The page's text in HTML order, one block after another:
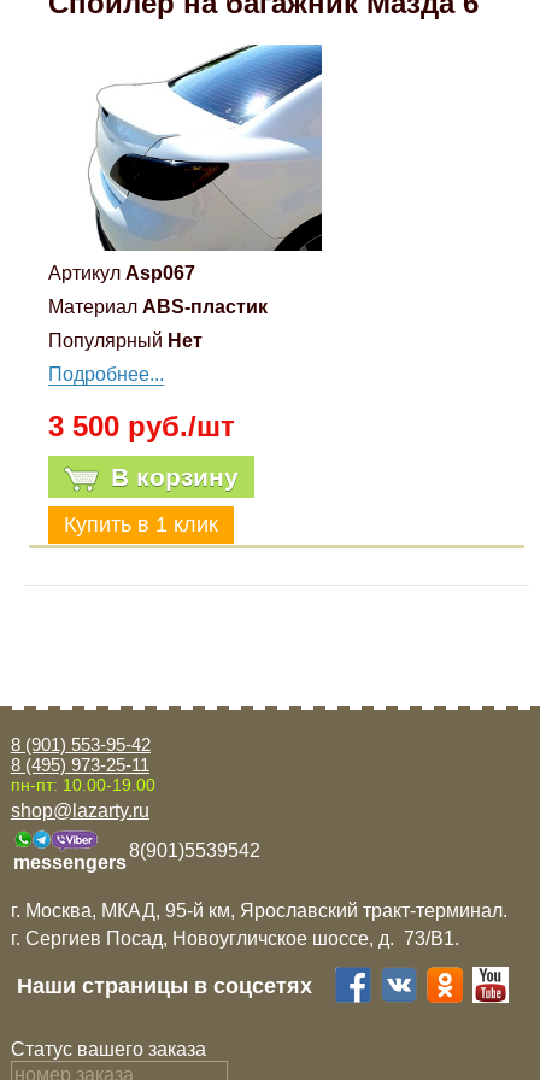
Артикул Asp067
Материал ABS-пластик
Популярный Нет
Подробнее...
3 500 руб./шт
В корзину
8 (901) 553-95-42
8 (495) 973-25-11
пн-пт: 10.00-19.00
shop@lazarty.ru
messengers
8(901)5539542
г. Москва, МКАД, 95-й км, Ярославский тракт-терминал.
г. Сергиев Посад, Новоугличское шоссе, д. 73/B1.
Наши страницы в соцсетях
Статус вашего заказа
Renault
Toyota
Volkswagen
УАЗ
Дополнительные товары